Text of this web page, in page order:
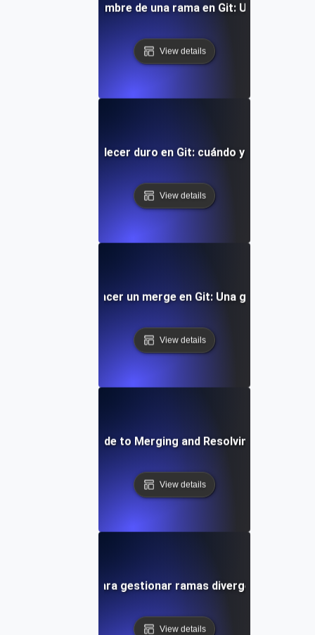
Cómo cambiar el nombre de una rama en Git: Un tutorial
View details
Cómo restablecer duro en Git: cuándo y cómo usarlo
View details
Cómo deshacer un merge en Git: Una guía práctica
View details
Step-by-Step Guide to Merging and Resolving Conflicts
View details
Consejos para gestionar ramas divergentes en Git
View details